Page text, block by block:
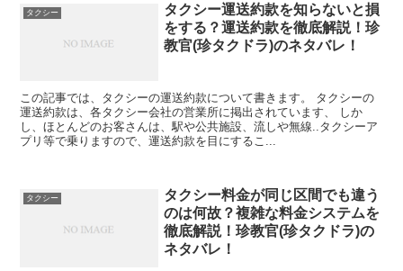
タクシー
タクシー運送約款を知らないと損
をする？運送約款を徹底解説！珍
教官(珍タクドラ)のネタバレ！
この記事では、タクシーの運送約款について書きます。 タクシーの
運送約款は、各タクシー会社の営業所に掲出されています、 しか
し、ほとんどのお客さんは、駅や公共施設、流しや無線..タクシーア
プリ等で乗りますので、運送約款を目にするこ...
タクシー
タクシー料金が同じ区間でも違う
のは何故？複雑な料金システムを
徹底解説！珍教官(珍タクドラ)の
ネタバレ！